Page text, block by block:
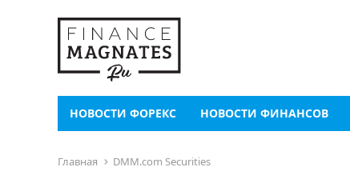
НОВОСТИ ФОРЕКС НОВОСТИ ФИНАНСОВ
Главная DMM.com Securities